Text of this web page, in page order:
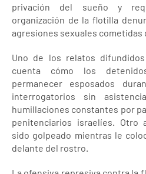
privación del sueño y
organización de la flotilla
agresiones sexuales
Uno de los relatos
cuenta cómo los
permanecer esposados
interrogatorios sin
humillaciones constantes por
penitenciarios israelíes. Otro
sido golpeado mientras le
delante del rostro.